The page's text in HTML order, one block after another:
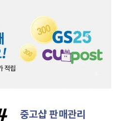
중고샵 판매관리